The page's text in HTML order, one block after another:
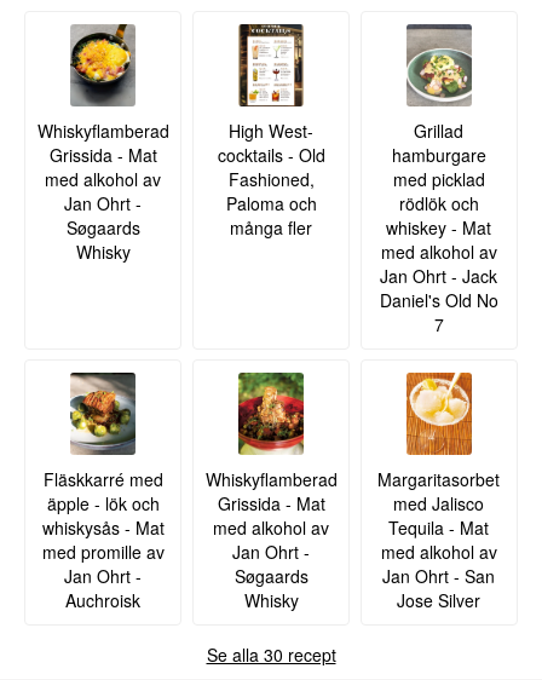
Whiskyflamberad
Grissida - Mat
med alkohol av
Jan Ohrt -
Søgaards
Whisky
High West-
cocktails - Old
Fashioned,
Paloma och
många fler
Grillad
hamburgare
med picklad
rödlök och
whiskey - Mat
med alkohol av
Jan Ohrt - Jack
Daniel's Old No
7
Fläskkarré med
äpple - lök och
whiskysås - Mat
med promille av
Jan Ohrt -
Auchroisk
Whiskyflamberad
Grissida - Mat
med alkohol av
Jan Ohrt -
Søgaards
Whisky
Margaritasorbet
med Jalisco
Tequila - Mat
med alkohol av
Jan Ohrt - San
Jose Silver
Se alla 30 recept